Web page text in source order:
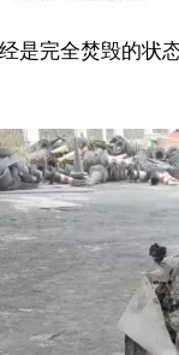
是完全焚毁的状